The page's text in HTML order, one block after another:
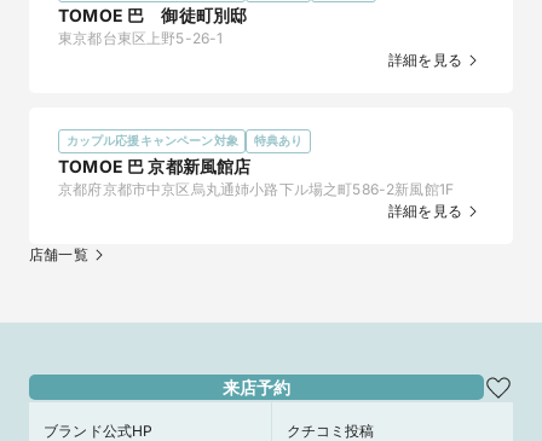
TOMOE 巴 御徒町別邸
東京都台東区上野5-26-1
詳細を見る
カップル応援キャンペーン対象 特典あり
TOMOE 巴 京都新風館店
京都府京都市中京区烏丸通姉小路下ル場之町586-2新風館1F
詳細を見る
店舗一覧
来店予約
ブランド公式HP クチコミ投稿